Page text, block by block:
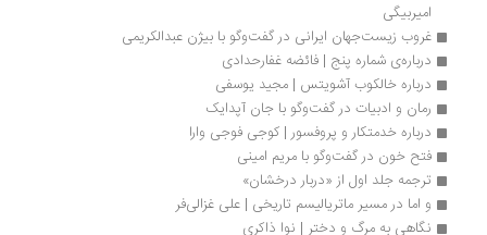
امیربیگی
غروب زیست‌جهان ایرانی در گفت‌وگو با بیژن عبدالکریمی
درباره‌ی شماره پنج | فائضه غفارحدادی
درباره خالکوب آشویتس | مجید یوسفی
رمان و ادبیات در گفت‌وگو با جان آپدایک
درباره خدمتکار و پروفسور | کوجی فوجی وارا
فتح خون در گفت‌وگو با مریم امینی
ترجمه جلد اول از «دربار درخشان»
و اما در مسیر ماتریالیسم تاریخی | علی غزالی‌فر
نگاهی به مرگ و دختر | نوا ذاکری